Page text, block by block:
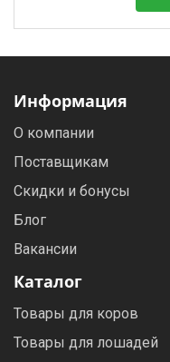
Информация
О компании
Поставщикам
Скидки и бонусы
Блог
Вакансии
Каталог
Товары для коров
Товары для лошадей